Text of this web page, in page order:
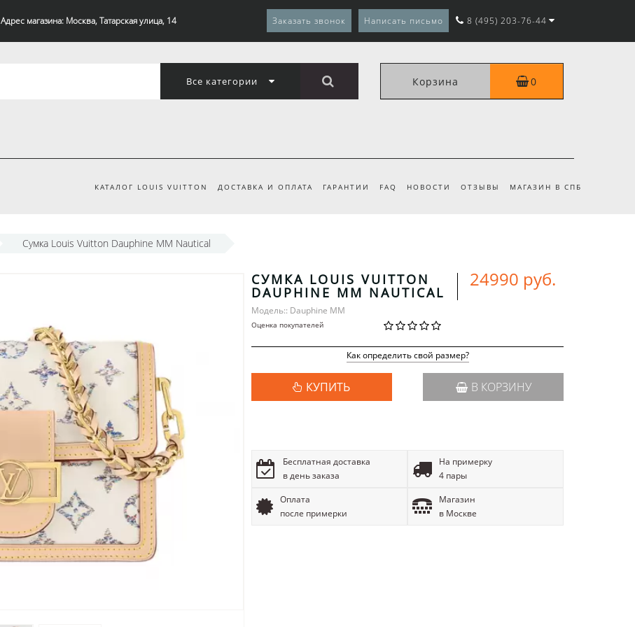
Адрес магазина: Москва, Татарская улица, 14 Заказать звонок Написать письмо 8 (495) 203-76-44
Все категории Корзина 0
КАТАЛОГ LOUIS VUITTON ДОСТАВКА И ОПЛАТА ГАРАНТИИ FAQ НОВОСТИ ОТЗЫВЫ МАГАЗИН В СПБ
Сумка Louis Vuitton Dauphine MM Nautical
СУМКА LOUIS VUITTON
DAUPHINE MM NAUTICAL
Модель:: Dauphine MM
Оценка покупателей
24990 руб.
Как определить свой размер?
КУПИТЬ В КОРЗИНУ
Бесплатная доставка
в день заказа
На примерку
4 пары
Оплата
после примерки
Магазин
в Москве